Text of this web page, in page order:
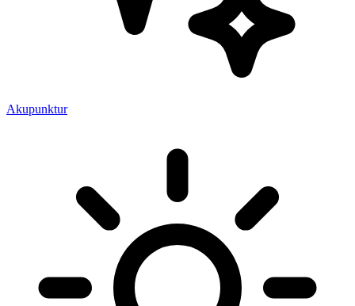
Akupunktur